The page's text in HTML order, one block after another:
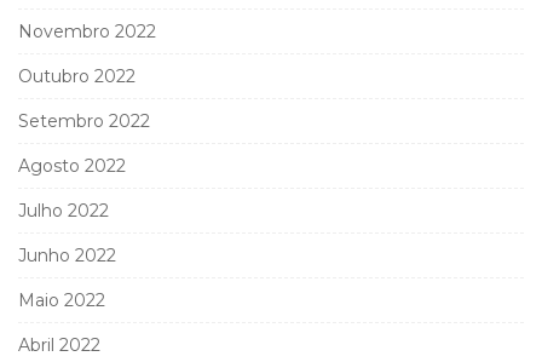
Novembro 2022
Outubro 2022
Setembro 2022
Agosto 2022
Julho 2022
Junho 2022
Maio 2022
Abril 2022